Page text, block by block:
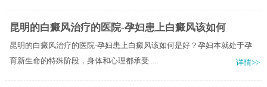
昆明的白癜风治疗的医院-孕妇患上白癜风该如何
昆明的白癜风治疗的医院-孕妇患上白癜风该如何是好？孕妇本就处于孕
育新生命的特殊阶段，身体和心理都承受.....
详情>>